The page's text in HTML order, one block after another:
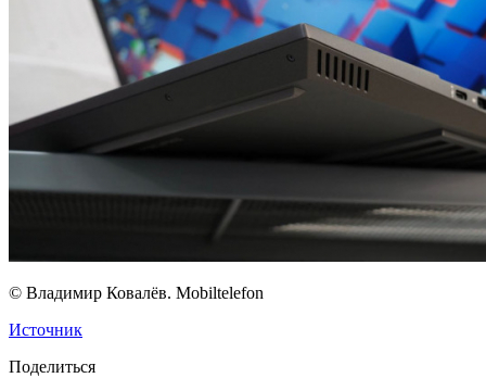
© Владимир Ковалёв. Mobiltelefon
Источник
Поделиться